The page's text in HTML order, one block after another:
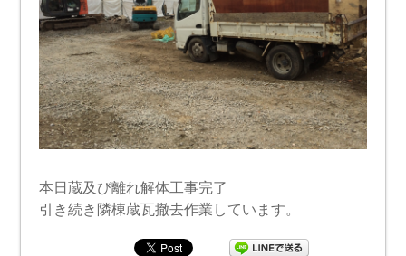
本日蔵及び離れ解体工事完了
引き続き隣棟蔵瓦撤去作業しています。